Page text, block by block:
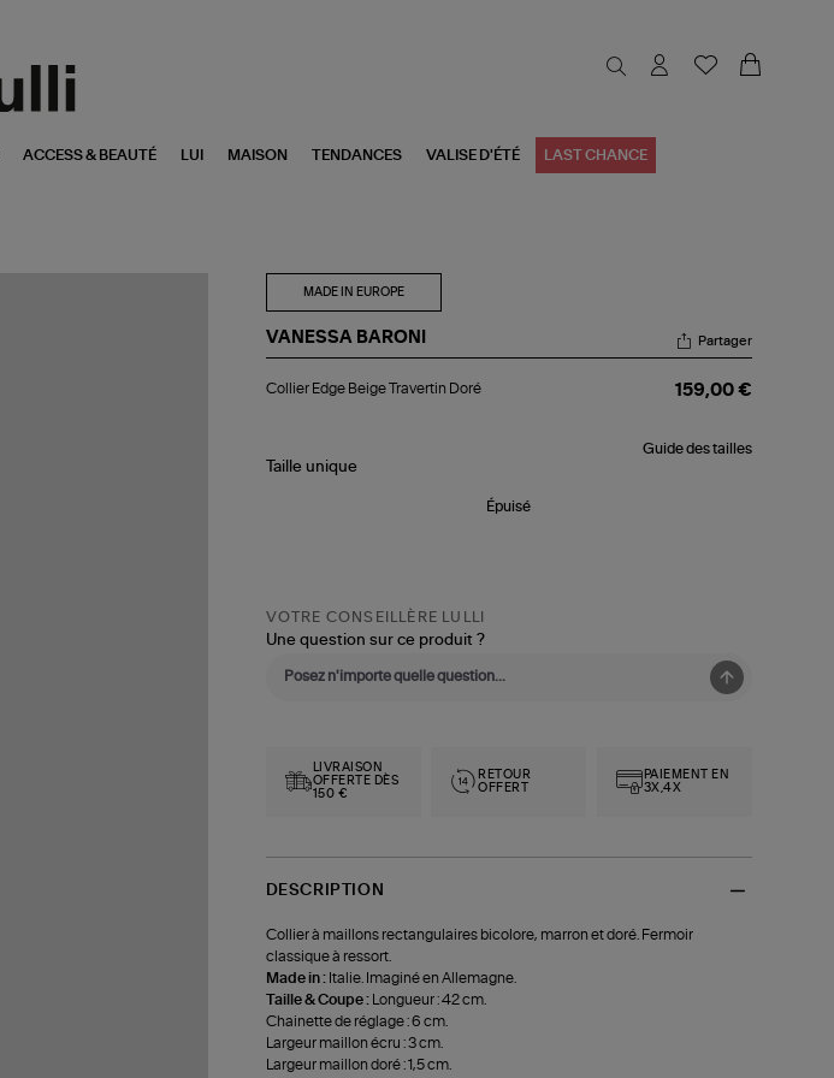
ACCESS & BEAUTÉ LUI MAISON TENDANCES VALISE D'ÉTÉ LAST CHANCE
MADE IN EUROPE
VANESSA BARONI
Edge
Partager
Collier Edge Beige Travertin Doré 159,00 €
Guide des tailles
Taille unique
Épuisé
VOTRE CONSEILLÈRE LULLI
Une question sur ce produit ?
LIVRAISON
OFFERTE DÈS
150 €
RETOUR
OFFERT
PAIEMENT EN
3X,4X
DESCRIPTION
Collier à maillons rectangulaires bicolore, marron et doré. Fermoir
classique à ressort.
Made in : Italie. Imaginé en Allemagne.
Taille & Coupe :
Longueur : 42 cm.
Chainette de réglage : 6 cm.
Largeur maillon écru : 3 cm.
Largeur maillon doré : 1,5 cm.